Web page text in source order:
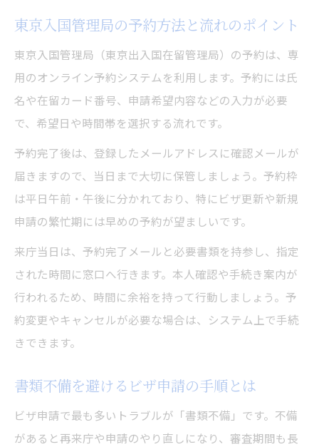
東京入国管理局の予約方法と流れのポイント
東京入国管理局（東京出入国在留管理局）の予約は、専
用のオンライン予約システムを利用します。予約には氏
名や在留カード番号、申請希望内容などの入力が必要
で、希望日や時間帯を選択する流れです。
予約完了後は、登録したメールアドレスに確認メールが
届きますので、当日まで大切に保管しましょう。予約枠
は平日午前・午後に分かれており、特にビザ更新や新規
申請の繁忙期には早めの予約が望ましいです。
来庁当日は、予約完了メールと必要書類を持参し、指定
された時間に窓口へ行きます。本人確認や手続き案内が
行われるため、時間に余裕を持って行動しましょう。予
約変更やキャンセルが必要な場合は、システム上で手続
きできます。
書類不備を避けるビザ申請の手順とは
ビザ申請で最も多いトラブルが「書類不備」です。不備
があると再来庁や申請のやり直しになり、審査期間も長